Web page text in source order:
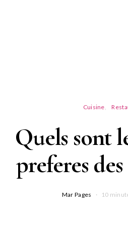
Cuisine
Quels sont
preferes
Mar Pages 10